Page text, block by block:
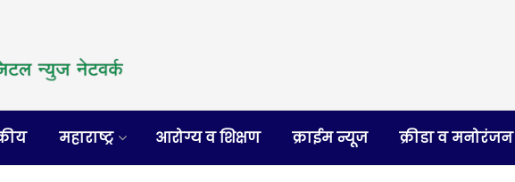
महाराष्ट्र आरोग्य व शिक्षण क्राईम न्यूज क्रीडा व मनोरंजन